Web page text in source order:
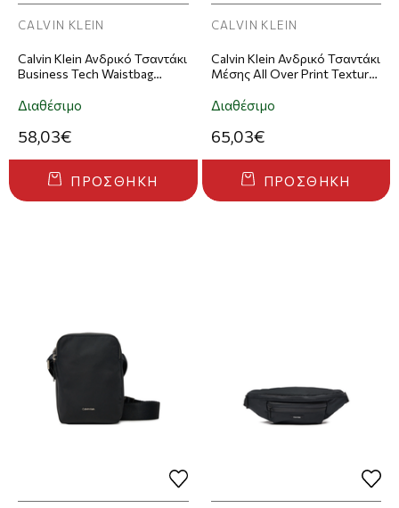
CALVIN KLEIN
Calvin Klein Ανδρικό Τσαντάκι
Business Tech Waistbag
Διαθέσιμο
58,03€
ΠΡΟΣΘΉΚΗ
CALVIN KLEIN
Calvin Klein Ανδρικό Τσαντάκι
Μέσης All Over Print Texture
Διαθέσιμο
65,03€
ΠΡΟΣΘΉΚΗ